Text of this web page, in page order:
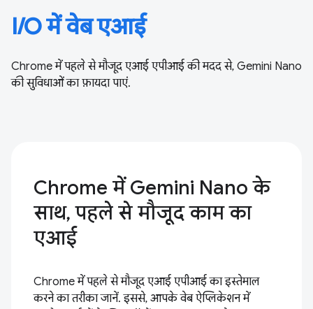
I/O में वेब एआई
Chrome में पहले से मौजूद एआई एपीआई की मदद से, Gemini Nano
की सुविधाओं का फ़ायदा पाएं.
Chrome में Gemini Nano के
साथ, पहले से मौजूद काम का
एआई
Chrome में पहले से मौजूद एआई एपीआई का इस्तेमाल
करने का तरीका जानें. इससे, आपके वेब ऐप्लिकेशन में